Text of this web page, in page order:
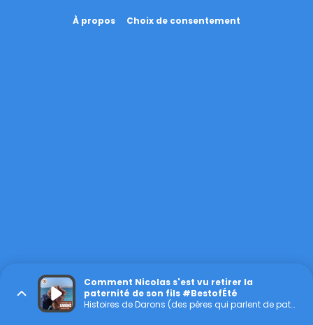
À propos Choix de consentement
Comment Nicolas s'est vu retirer la
paternité de son fils #BestofÉté
Histoires de Darons (des pères qui parlent de paternité)